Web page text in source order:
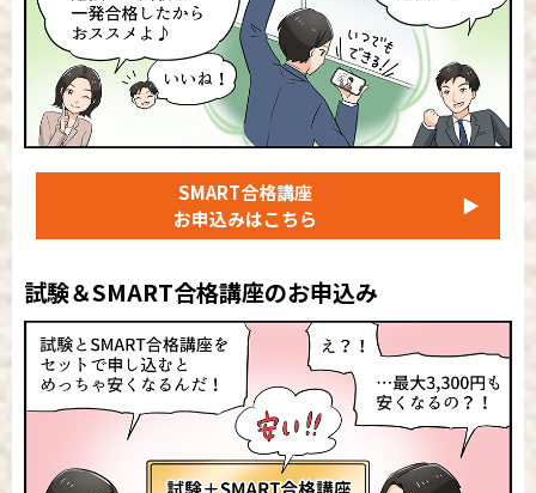
SMART合格講座
お申込みはこちら
▶
試験＆SMART合格講座のお申込み